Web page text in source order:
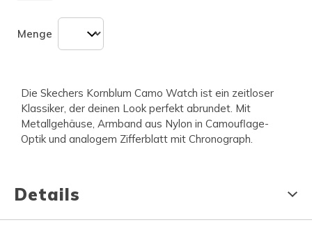
Menge
Die Skechers Kornblum Camo Watch ist ein zeitloser
Klassiker, der deinen Look perfekt abrundet. Mit
Metallgehäuse, Armband aus Nylon in Camouflage-
Optik und analogem Zifferblatt mit Chronograph.
Details